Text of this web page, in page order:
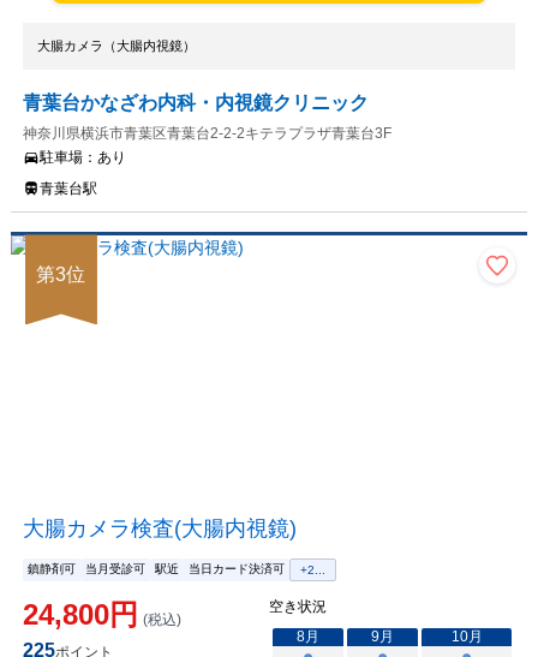
大腸カメラ（大腸内視鏡）
青葉台かなざわ内科・内視鏡クリニック
神奈川県横浜市青葉区青葉台2-2-2キテラプラザ青葉台3F
駐車場： あり
青葉台駅
第3位
大腸カメラ検査(大腸内視鏡)
鎮静剤可 当月受診可 駅近 当日カード決済可 +2...
24,800円 (税込)
225ポイント
空き状況
8月 9月 10月